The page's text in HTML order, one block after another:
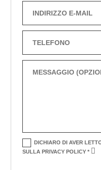
DICHIARO DI AVER
SULLA PRIVACY POLICY *